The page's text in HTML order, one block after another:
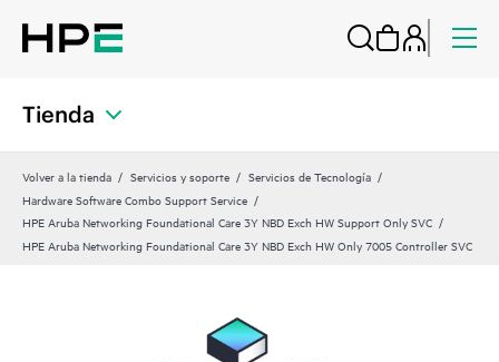
Tienda
Volver a la tienda Servicios y soporte
Servicios de Tecnología
Hardware Software Combo Support Service
HPE Aruba Networking Foundational Care 3Y NBD Exch HW Support Only SVC
HPE Aruba Networking Foundational Care 3Y NBD Exch HW Only 7005 Controller SVC